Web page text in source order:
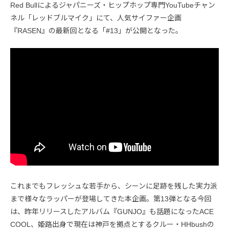
Red Bullによるジャパニーズ・ヒップホップ専門YouTubeチャン
ネル「レッドブルマイク」にて、人気サイファー企画
『RASEN』の最新回となる「#13」が公開となった。
これまでもフレッシュな若手から、シーンに足跡を残した実力派
まで様々なラッパーが登場してきた本企画。第13弾となる今回
は、昨年リリースしたアルバム『GUNJO』も話題になったACE
COOL、姫路出身で現在は神戸を拠点とするクルー・HHbushの